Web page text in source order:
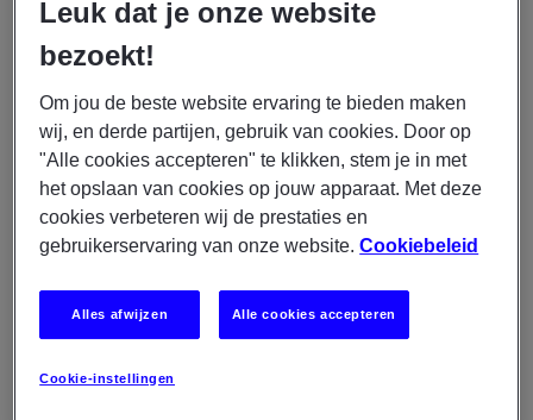
Rotterdam - tot €3200 obv 40 uur
€ 2800 - € 3200
KINDERDIJK
Aardolie en gasindustire
Tijdelijk
Fulltime
Leuk dat je onze website
bezoekt!
Om jou de beste website ervaring te bieden maken
wij, en derde partijen, gebruik van cookies. Door op
"Alle cookies accepteren" te klikken, stem je in met
het opslaan van cookies op jouw apparaat. Met deze
cookies verbeteren wij de prestaties en
gebruikerservaring van onze website.Cookiebeleid
Cookie-instellingen
Alles afwijzen Alle cookies accepteren